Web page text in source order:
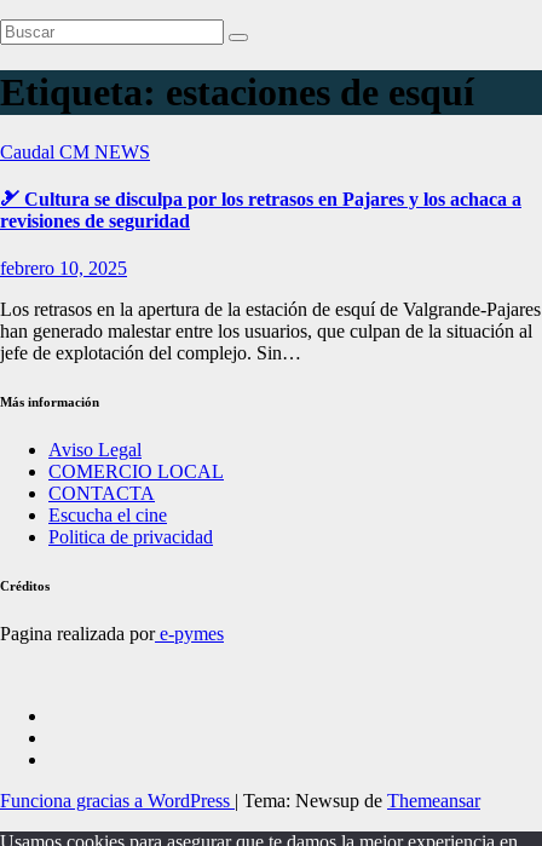
Etiqueta: estaciones de esquí
Caudal CM NEWS
🎿 Cultura se disculpa por los retrasos en Pajares y los achaca a
revisiones de seguridad
febrero 10, 2025
Los retrasos en la apertura de la estación de esquí de Valgrande-Pajares
han generado malestar entre los usuarios, que culpan de la situación al
jefe de explotación del complejo. Sin…
Más información
Aviso Legal
COMERCIO LOCAL
CONTACTA
Escucha el cine
Politica de privacidad
Créditos
Pagina realizada pore-pymes
Funciona gracias a WordPress | Tema: Newsup de Themeansar